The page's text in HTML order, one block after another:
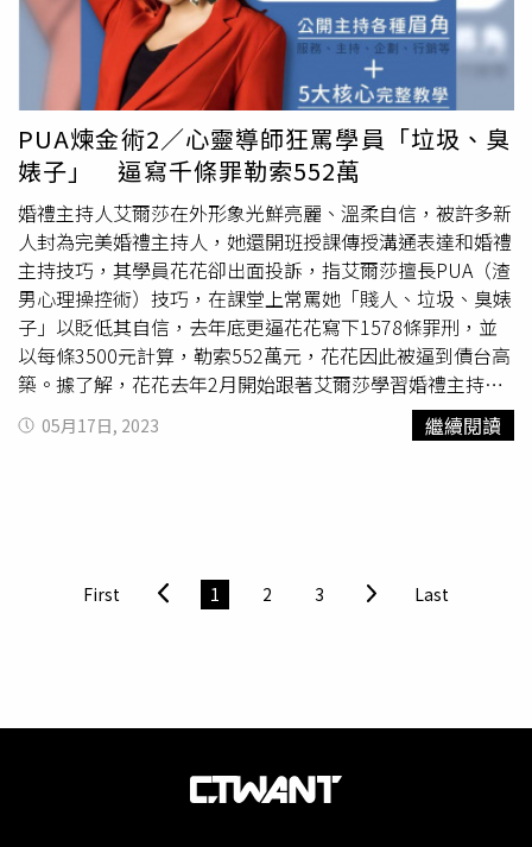
PUA煉金術2／心靈導師狂罵學員「垃圾、臭
婊子」 逼寫千條罪勒索552萬
婚禮主持人艾爾莎在外形象光鮮亮麗、溫柔自信，被許多新
人封為完美婚禮主持人，她還開班授課傳授溝通表達和婚禮
主持技巧，其學員花花卻出面投訴，指艾爾莎擅長PUA（渣
男心理操控術）技巧，在課堂上常罵她「賤人、垃圾、臭婊
子」以貶低其自信，去年底更逼花花寫下1578條罪刑，並
以每條3500元計算，勒索552萬元，花花因此被逼到債台高
築。據了解，花花去年2月開始跟著艾爾莎學習婚禮主持技
巧，艾爾莎則以人生導師自居，灌輸「只有我能讓你成為更
好的自己」、「跟著我讓你飛」等觀念，花花對此深信不
種不合理的理由要求學員支付禮物金。（圖／周志龍攝）花
花的忍讓使艾爾莎更加變本加厲，去年12月23日到25日，
求自保。「一定要用這種姿態活是不是？一定要把自己活得
莎在課堂上的言行與其營造的「溫柔大姊姊」形象大相逕
庭，她稍不順心就對學員大吼大叫，而她明明收取每小時
05月17日, 2023 繼續閱讀
First 1 2 3 Last